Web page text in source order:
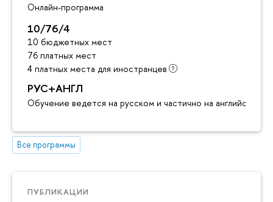
Онлайн-программа
10/76/4
10 бюджетных мест
76 платных мест
4 платных места для иностранцев
РУС+АНГЛ
Обучение ведется на русском и частично на английском
Все программы
ПУБЛИКАЦИИ